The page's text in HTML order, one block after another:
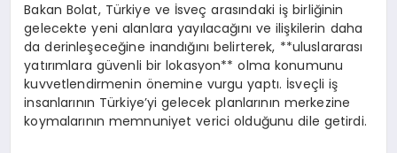
Bakan Bolat, Türkiye ve İsveç arasındaki iş birliğinin
gelecekte yeni alanlara yayılacağını ve ilişkilerin daha
da derinleşeceğine inandığını belirterek, **uluslararası
yatırımlara güvenli bir lokasyon** olma konumunu
kuvvetlendirmenin önemine vurgu yaptı. İsveçli iş
insanlarının Türkiye’yi gelecek planlarının merkezine
koymalarının memnuniyet verici olduğunu dile getirdi.